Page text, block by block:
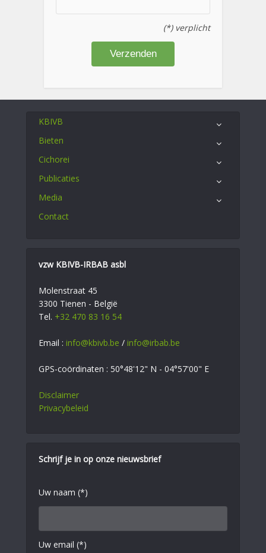
(*) verplicht
KBIVB
Bieten
Cichorei
Publicaties
Media
Contact
vzw KBIVB-IRBAB asbl
Molenstraat 45
3300 Tienen - België
Tel. +32 470 83 16 54
Email : info@kbivb.be / info@irbab.be
GPS-coördinaten : 50°48'12" N - 04°57'00" E
Disclaimer
Privacybeleid
Schrijf je in op onze nieuwsbrief
Uw naam (*)
Uw email (*)